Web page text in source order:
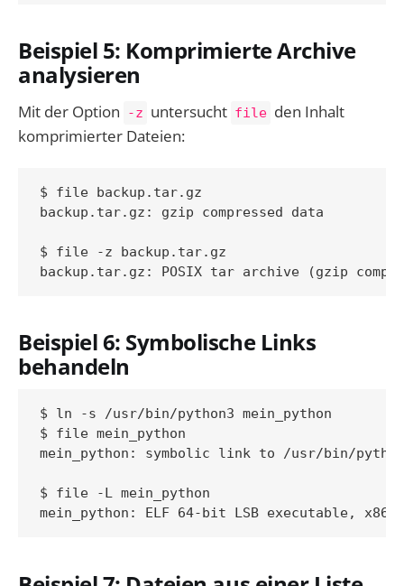
Beispiel 5: Komprimierte Archive
analysieren
Mit der Option -z untersucht file den Inhalt
komprimierter Dateien:
$ file backup.tar.gz
backup.tar.gz: gzip compressed data
$ file -z backup.tar.gz
Beispiel 6: Symbolische Links
behandeln
$ ln -s /usr/bin/python3 mein_python
$ file mein_python
mein_python: symbolic link to /usr/bin/
$ file -L mein_python